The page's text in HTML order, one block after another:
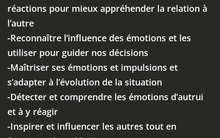
réactions pour mieux appréhender la relation à
l’autre
-Reconnaître l’influence des émotions et les
utiliser pour guider nos décisions
-Maîtriser ses émotions et impulsions et
s’adapter à l’évolution de la situation
-Détecter et comprendre les émotions d’autrui
et à y réagir
-Inspirer et influencer les autres tout en